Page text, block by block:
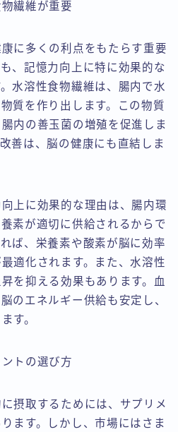
繊維が重要
に多くの利点をもたらす重要
、記憶力向上に特に効果的な
水溶性食物繊維は、腸内で水
質を作り出します。この物質
内の善玉菌の増殖を促進しま
善は、脳の健康にも直結しま
上に効果的な理由は、腸内環
素が適切に供給されるからで
ば、栄養素や酸素が脳に効率
適化されます。また、水溶性
を抑える効果もあります。血
のエネルギー供給も安定し、
す。
トの選び方
摂取するためには、サプリメ
ます。しかし、市場にはさま